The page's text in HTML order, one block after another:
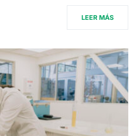
LEER MÁS